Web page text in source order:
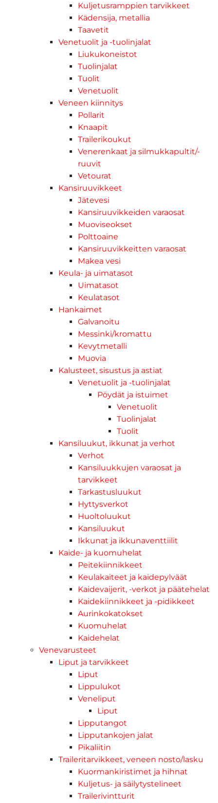
Kuljetusramppien tarvikkeet
Kädensija, metallia
Taavetit
Venetuolit ja -tuolinjalat
Liukukoneistot
Tuolinjalat
Tuolit
Venetuolit
Veneen kiinnitys
Pollarit
Knaapit
Trailerikoukut
Venerenkaat ja silmukkapultit/-
ruuvit
Vetourat
Kansiruuvikkeet
Jätevesi
Kansiruuvikkeiden varaosat
Muoviseokset
Polttoaine
Kansiruuvikkeitten varaosat
Makea vesi
Keula- ja uimatasot
Uimatasot
Keulatasot
Hankaimet
Galvanoitu
Messinki/kromattu
Kevytmetalli
Muovia
Kalusteet, sisustus ja astiat
Venetuolit ja -tuolinjalat
Pöydät ja istuimet
Venetuolit
Tuolinjalat
Tuolit
Kansiluukut, ikkunat ja verhot
Verhot
Kansiluukkujen varaosat ja
tarvikkeet
Tarkastusluukut
Hyttysverkot
Huoltoluukut
Kansiluukut
Ikkunat ja ikkunaventtiilit
Kaide- ja kuomuhelat
Peitekiinnikkeet
Keulakaiteet ja kaidepylväät
Kaidevaijerit, -verkot ja päätehelat
Kaidekiinnikkeet ja -pidikkeet
Aurinkokatokset
Kuomuhelat
Kaidehelat
Venevarusteet
Liput ja tarvikkeet
Liput
Lippulukot
Veneliput
Liput
Lipputangot
Lipputankojen jalat
Pikaliitin
Traileritarvikkeet, veneen nosto/lasku
Kuormankiristimet ja hihnat
Kuljetus- ja säilytystelineet
Trailerivintturit